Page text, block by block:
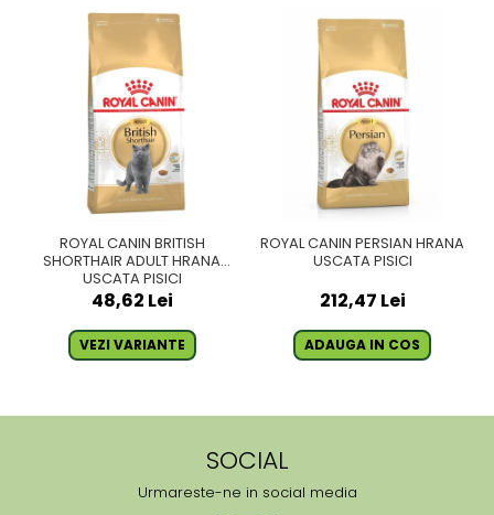
ROYAL CANIN BRITISH
SHORTHAIR ADULT HRANA
USCATA PISICI
48,62 Lei
VEZI VARIANTE
ROYAL CANIN PERSIAN HRANA
USCATA PISICI
212,47 Lei
ADAUGA IN COS
SOCIAL
Urmareste-ne in social media